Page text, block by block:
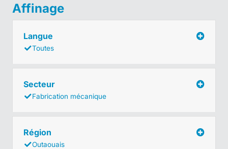
Affinage
Langue
Toutes
Secteur
Fabrication mécanique
Région
Outaouais